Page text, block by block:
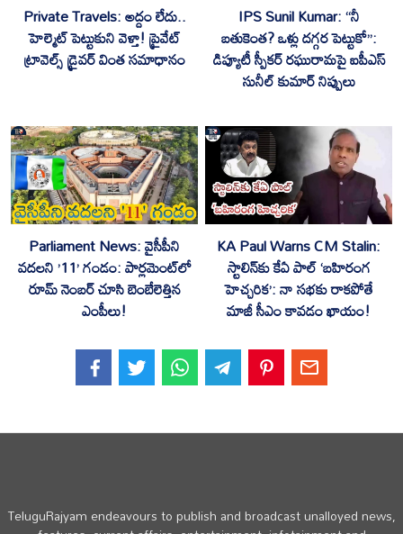
Private Travels: అద్దం లేదు..
హెల్మెట్ పెట్టుకుని వెళ్తా! ప్రైవేట్
ట్రావెల్స్ డ్రైవర్ వింత సమాధానం
IPS Sunil Kumar: “నీ
బతుకెంత? ఒళ్లు దగ్గర పెట్టుకో”:
డిప్యూటీ స్పీకర్ రఘురామపై ఐపీఎస్
సునీల్ కుమార్ నిప్పులు
Parliament News: వైసీపీని
వదలని ’11’ గండం: పార్లమెంట్‌లో
రూమ్ నెంబర్ చూసి బెంబేలెత్తిన
ఎంపీలు!
KA Paul Warns CM Stalin:
స్టాలిన్‌కు కేఏ పాల్ ‘బహిరంగ
హెచ్చరిక’: నా సభకు రాకపోతే
మాజీ సీఎం కావడం ఖాయం!
TeluguRajyam endeavours to publish and broadcast unalloyed news,